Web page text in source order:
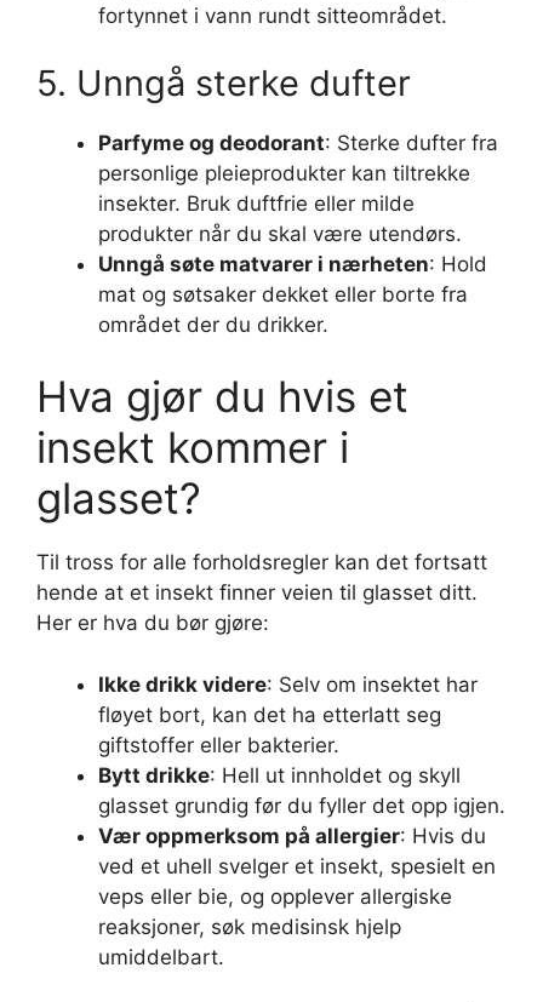
fortynnet i vann rundt sitteområdet.
5. Unngå sterke dufter
Parfyme og deodorant: Sterke dufter fra
personlige pleieprodukter kan tiltrekke
insekter. Bruk duftfrie eller milde
produkter når du skal være utendørs.
Unngå søte matvarer i nærheten: Hold
mat og søtsaker dekket eller borte fra
området der du drikker.
Hva gjør du hvis et
insekt kommer i
glasset?
Til tross for alle forholdsregler kan det fortsatt
hende at et insekt finner veien til glasset ditt.
Her er hva du bør gjøre:
Ikke drikk videre: Selv om insektet har
fløyet bort, kan det ha etterlatt seg
giftstoffer eller bakterier.
Bytt drikke: Hell ut innholdet og skyll
glasset grundig før du fyller det opp igjen.
Vær oppmerksom på allergier: Hvis du
ved et uhell svelger et insekt, spesielt en
veps eller bie, og opplever allergiske
reaksjoner, søk medisinsk hjelp
umiddelbart.